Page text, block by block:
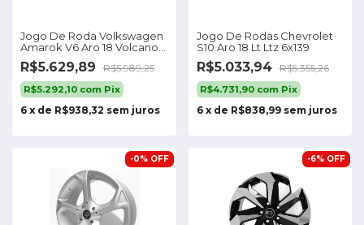
Jogo De Roda Volkswagen
Amarok V6 Aro 18 Volcano
Cor Black
R$5.629,89 R$5.989,25
R$5.292,10 com Pix
6 x de R$938,32 sem juros
Jogo De Rodas Chevrolet
S10 Aro 18 Lt Ltz 6x139
R$5.033,94 R$5.355,26
R$4.731,90 com Pix
6 x de R$838,99 sem juros
-0% OFF -6% OFF